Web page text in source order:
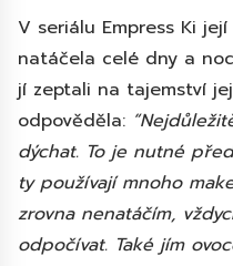
V seriálu Empress Ki
natáčela celé dny a
jí zeptali na tajemství
odpověděla:
dýchat. To je nutné
ty používají mnoho
zrovna nenatáčím,
odpočívat. Také jím